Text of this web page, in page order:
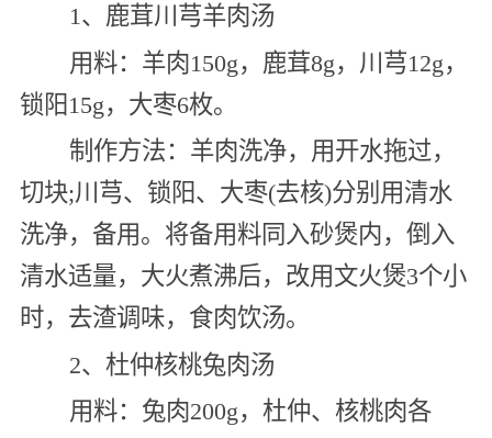
1、鹿茸川芎羊肉汤
用料：羊肉150g，鹿茸8g，川芎12g，
锁阳15g，大枣6枚。
制作方法：羊肉洗净，用开水拖过，
切块;川芎、锁阳、大枣(去核)分别用清水
洗净，备用。将备用料同入砂煲内，倒入
清水适量，大火煮沸后，改用文火煲3个小
时，去渣调味，食肉饮汤。
2、杜仲核桃兔肉汤
用料：兔肉200g，杜仲、核桃肉各